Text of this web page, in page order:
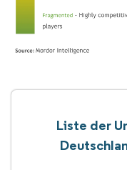
Liste der